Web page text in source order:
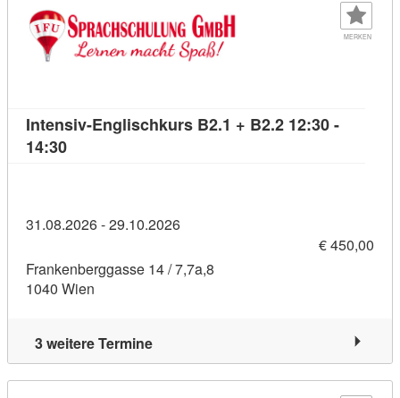
MERKEN
Intensiv-Englischkurs B2.1 + B2.2 12:30 -
14:30Kursdetail: Intensiv-Englischkurs B2.1 + B2.2
31.08.2026 - 29.10.2026
€ 450,00
Frankenberggasse 14 / 7,7a,8
1040 Wien
3 weitere Termine